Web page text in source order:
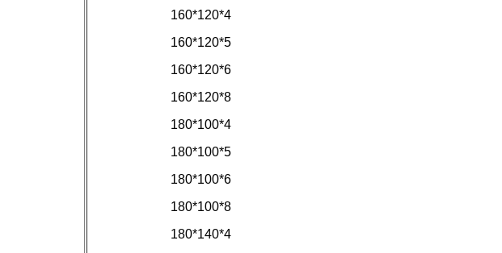
160*120*4
160*120*5
160*120*6
160*120*8
180*100*4
180*100*5
180*100*6
180*100*8
180*140*4